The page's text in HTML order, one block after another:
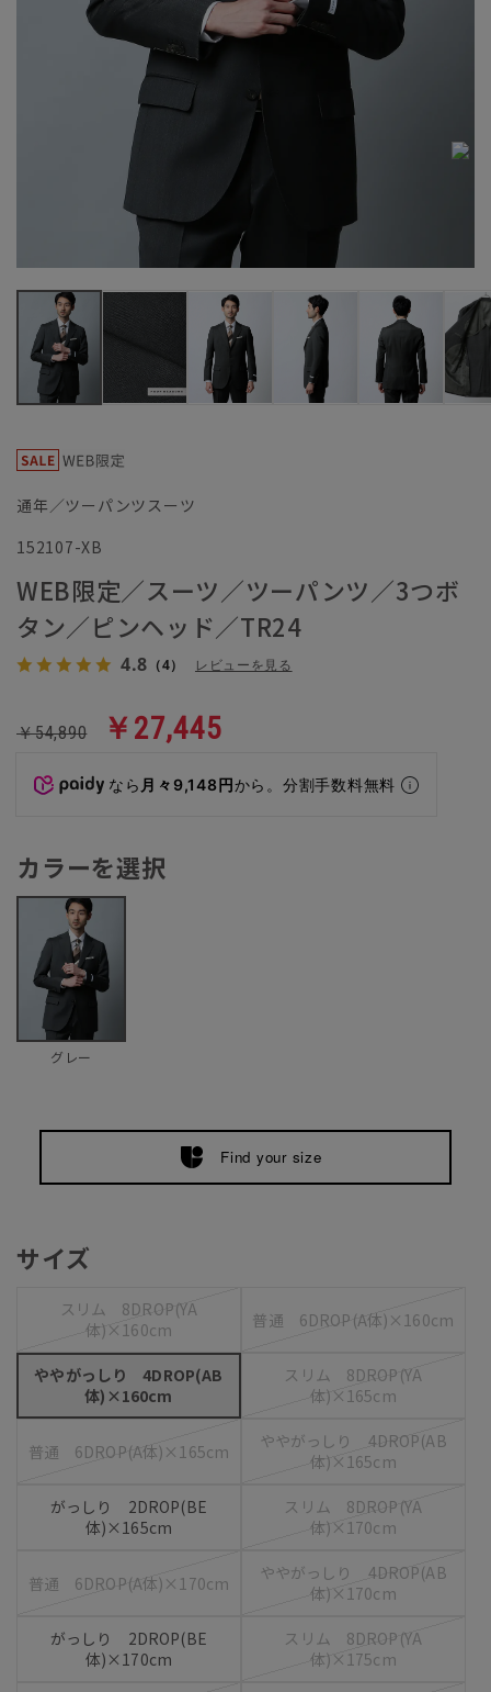
通年／ツーパンツスーツ
152107-XB
WEB限定／スーツ／ツーパンツ／3つボ
タン／ピンヘッド／TR24
4.8 （4） レビューを見る
￥54,890 ￥27,445
なら 月々9,148円から。分割手数料無料
カラーを選択
グレー
Find your size
サイズ
スリム 8DROP(YA
体)×160cm
普通 6DROP(A体)×160cm
ややがっしり 4DROP(AB
体)×160cm
スリム 8DROP(YA
体)×165cm
普通 6DROP(A体)×165cm
ややがっしり 4DROP(AB
体)×165cm
がっしり 2DROP(BE
体)×165cm
スリム 8DROP(YA
体)×170cm
普通 6DROP(A体)×170cm
ややがっしり 4DROP(AB
体)×170cm
がっしり 2DROP(BE
体)×170cm
スリム 8DROP(YA
体)×175cm